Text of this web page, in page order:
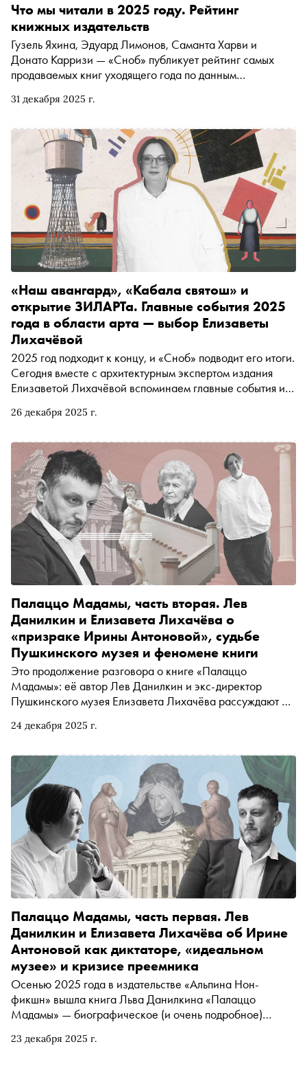
31 декабря 2025 г.
Что мы читали в 2025 году. Рейтинг
книжных издательств
Гузель Яхина, Эдуард Лимонов, Саманта Харви и
Донато Карризи — «Сноб» публикует рейтинг самых
продаваемых книг уходящего года по данным
неожиданные открытия в нон-фикшене и детской
26 декабря 2025 г.
«Наш авангард», «Кабала святош» и
открытие ЗИЛАРТа. Главные события 2025
года в области арта — выбор Елизаветы
Лихачёвой
2025 год подходит к концу, и «Сноб» подводит его итоги.
Сегодня вместе с архитектурным экспертом издания
Елизаветой Лихачёвой вспоминаем главные события из
выставочного центра ЗИЛАРТ и премьеры «Кабалы
Русском музее и революционного переноса Шуховской
башни в Выксе
24 декабря 2025 г.
Палаццо Мадамы, часть вторая. Лев
Данилкин и Елизавета Лихачёва о
«призраке Ирины Антоновой», судьбе
Пушкинского музея и феномене книги
Это продолжение разговора о книге «Палаццо
Мадамы»: её автор Лев Данилкин и экс-директор
Пушкинского музея Елизавета Лихачёва рассуждают о
исключительной популярности этой биографии и
— или будет с нами всегда
23 декабря 2025 г.
Палаццо Мадамы, часть первая. Лев
Данилкин и Елизавета Лихачёва об Ирине
Антоновой как диктаторе, «идеальном
музее» и кризисе преемника
Осенью 2025 года в издательстве «Альпина Нон-
фикшн» вышла книга Льва Данилкина «Палаццо
Мадамы» — биографическое (и очень подробное)
Пушкинского музея Ирины Антоновой. Мнения о тексте